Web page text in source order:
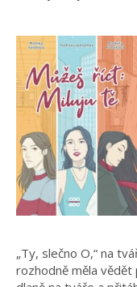
„Ty, slečno O,“ na
rozhodně měla vědět